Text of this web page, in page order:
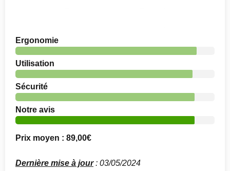
Ergonomie
Utilisation
Sécurité
Notre avis
Prix moyen : 89,00€
Dernière mise à jour: 03/05/2024